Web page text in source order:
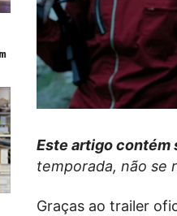
Este artigo contém
temporada, não se
Graças ao trailer